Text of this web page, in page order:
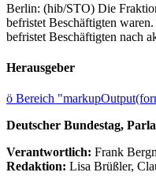
Berlin: (hib/STO) Die
befristet Beschäftigten
befristet Beschäftigten nach
Herausgeber
ö Bereich
Deutscher Bundestag,
Verantwortlich: Frank
Redaktion: Lisa Brüßler,